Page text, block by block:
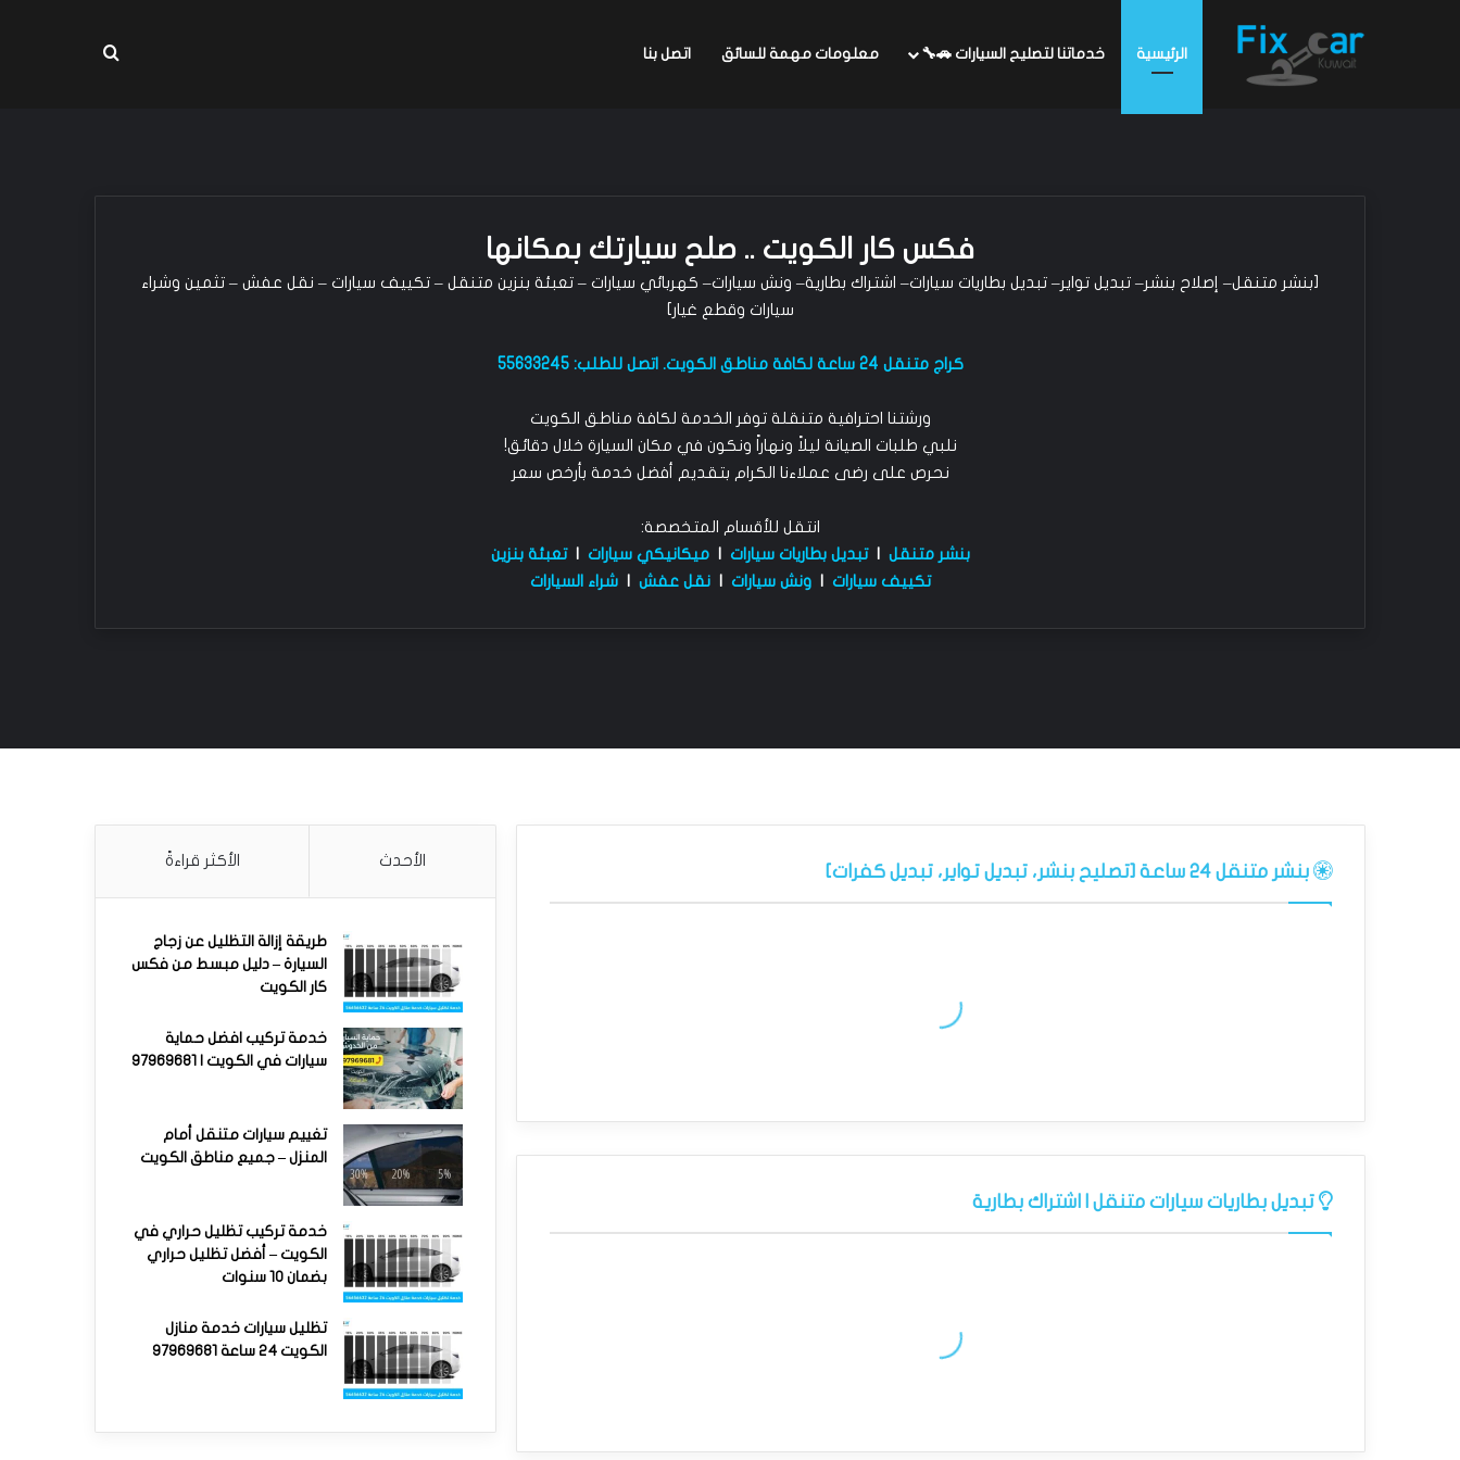
الرئيسية خدماتنا لتصليح السيارات 🚗🔧 معلومات مهمة للسائق اتصل بنا بحث عن
فكس كار الكويت .. صلح سيارتك بمكانها
[بنشر متنقل– إصلاح بنشر– تبديل تواير– تبديل بطاريات سيارات– اشتراك بطارية– ونش سيارات– كهربائي سيارات – تعبئة بنزين متنقل – تكييف سيارات – نقل عفش – تثمين وشراء
سيارات وقطع غيار]
كراج متنقل 24 ساعة لكافة مناطق الكويت. اتصل للطلب: 55633245
ورشتنا احترافية متنقلة توفر الخدمة لكافة مناطق الكويت
نلبي طلبات الصيانة ليلاً ونهاراً ونكون في مكان السيارة خلال دقائق!
نحرص على رضى عملاءنا الكرام بتقديم أفضل خدمة بأرخص سعر
انتقل للأقسام المتخصصة:
بنشر متنقل |تبديل بطاريات سيارات |ميكانيكي سيارات |تعبئة بنزين
تكييف سيارات |ونش سيارات |نقل عفش |شراء السيارات
بنشر متنقل 24 ساعة [تصليح بنشر، تبديل تواير، تبديل كفرات]
تبديل بطاريات سيارات متنقل | اشتراك بطارية
الأحدث الأكثر قراءةً
طريقة إزالة التظليل عن زجاج
السيارة – دليل مبسط من فكس
كار الكويت
خدمة تركيب افضل حماية
سيارات في الكويت | 97969681
تغييم سيارات متنقل أمام
المنزل – جميع مناطق الكويت
خدمة تركيب تظليل حراري في
الكويت – أفضل تظليل حراري
بضمان 10 سنوات
تظليل سيارات خدمة منازل
الكويت 24 ساعة 97969681